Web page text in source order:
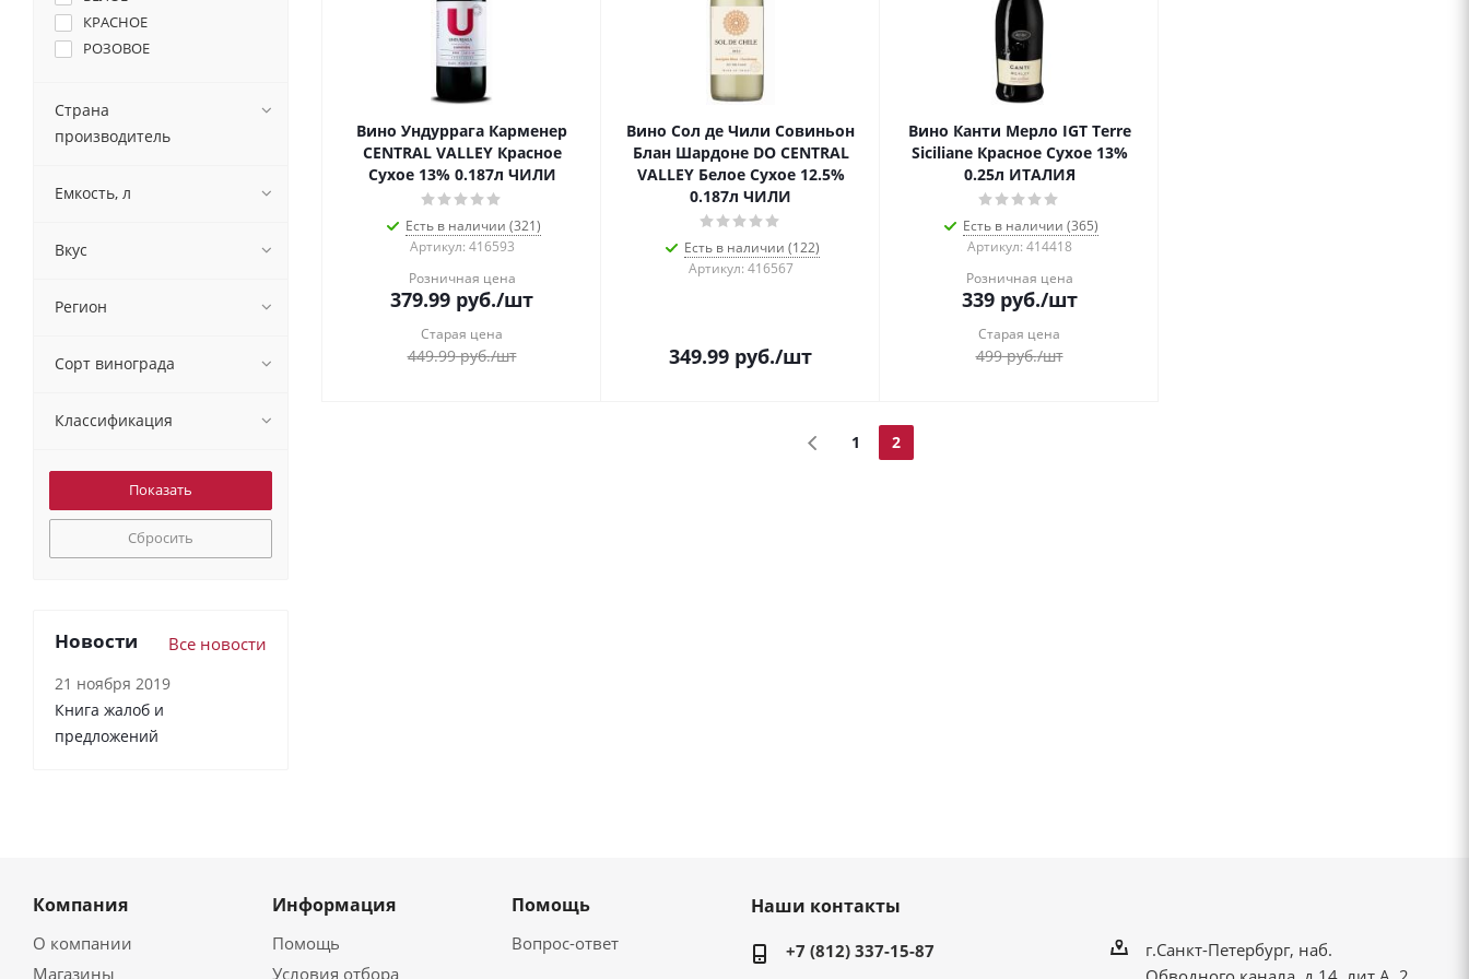
Вино Ундуррага Карменер
CENTRAL VALLEY Красное
Сухое 13% 0.187л ЧИЛИ
Есть в наличии (321)
Артикул: 416593
Розничная цена
379.99 руб./шт
Старая цена
449.99руб./шт
Вино Сол де Чили Совиньон
Блан Шардоне DO CENTRAL
VALLEY Белое Сухое 12.5%
0.187л ЧИЛИ
Есть в наличии (122)
Артикул: 416567
349.99 руб./шт
Вино Канти Мерло IGT Terre
Siciliane Красное Сухое 13%
0.25л ИТАЛИЯ
Есть в наличии (365)
Артикул: 414418
Розничная цена
339руб./шт
Старая цена
499руб./шт
1 2
КРАСНОЕ
РОЗОВОЕ
Страна
производитель
Емкость, л
Вкус
Регион
Сорт винограда
Классификация
Сбросить
Новости Все новости
21 ноября 2019
Книга жалоб и
предложений
Компания
О компании
Магазины
Информация
Помощь
Условия отбора
Помощь
Вопрос-ответ
Наши контакты
+7 (812) 337-15-87
г.Санкт-Петербург, наб.